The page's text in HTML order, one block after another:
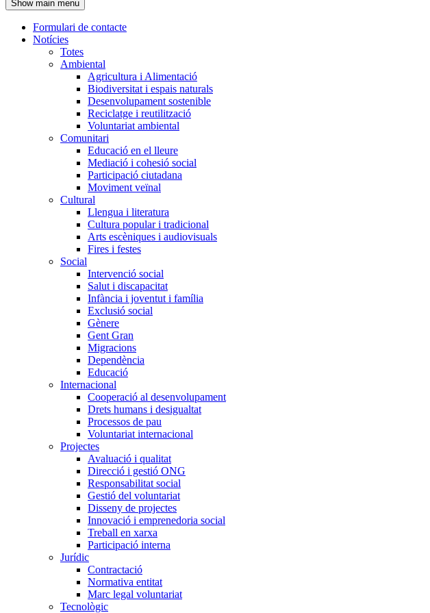
l'encapçalament
Show main menu
Navegació
principal
Formulari de contacte
Notícies
Totes
Ambiental
Agricultura i Alimentació
Biodiversitat i espais naturals
Desenvolupament sostenible
Reciclatge i reutilització
Voluntariat ambiental
Comunitari
Educació en el lleure
Mediació i cohesió social
Participació ciutadana
Moviment veïnal
Cultural
Llengua i literatura
Cultura popular i tradicional
Arts escèniques i audiovisuals
Fires i festes
Social
Intervenció social
Salut i discapacitat
Infància i joventut i família
Exclusió social
Gènere
Gent Gran
Migracions
Dependència
Educació
Internacional
Cooperació al desenvolupament
Drets humans i desigualtat
Processos de pau
Voluntariat internacional
Projectes
Avaluació i qualitat
Direcció i gestió ONG
Responsabilitat social
Gestió del voluntariat
Disseny de projectes
Innovació i emprenedoria social
Treball en xarxa
Participació interna
Jurídic
Contractació
Normativa entitat
Marc legal voluntariat
Tecnològic